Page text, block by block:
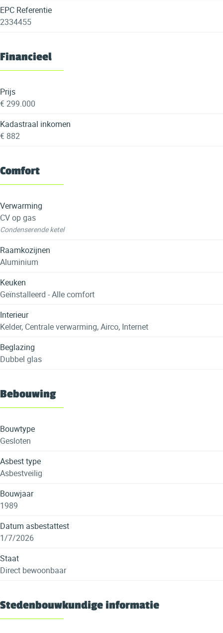
EPC Referentie
2334455
Financieel
Prijs
€ 299.000
Kadastraal inkomen
€ 882
Comfort
Verwarming
CV op gas
Condenserende ketel
Raamkozijnen
Aluminium
Keuken
Geïnstalleerd - Alle comfort
Interieur
Kelder, Centrale verwarming, Airco, Internet
Beglazing
Dubbel glas
Bebouwing
Bouwtype
Gesloten
Asbest type
Asbestveilig
Bouwjaar
1989
Datum asbestattest
1/7/2026
Staat
Direct bewoonbaar
Stedenbouwkundige informatie